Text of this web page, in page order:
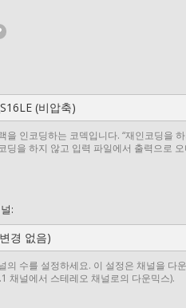
(비압축)
을 인코딩하는 코덱입니다. “재인코딩을
딩을 하지 않고 입력 파일에서 출력으로
:
경 없음)
의 수를 설정하세요. 이 설정은 채널을 다
채널에서 스테레오 채널로의 다운믹스).